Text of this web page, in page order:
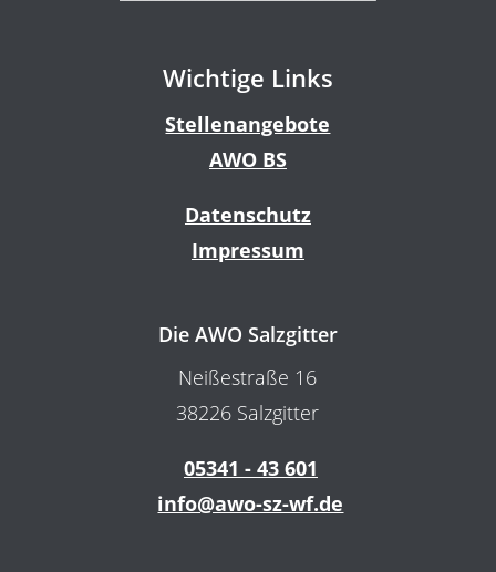
Wichtige Links
Stellenangebote
AWO BS
Datenschutz
Impressum
Die AWO Salzgitter
Neißestraße 16
38226 Salzgitter
05341 - 43 601
info@awo-sz-wf.de